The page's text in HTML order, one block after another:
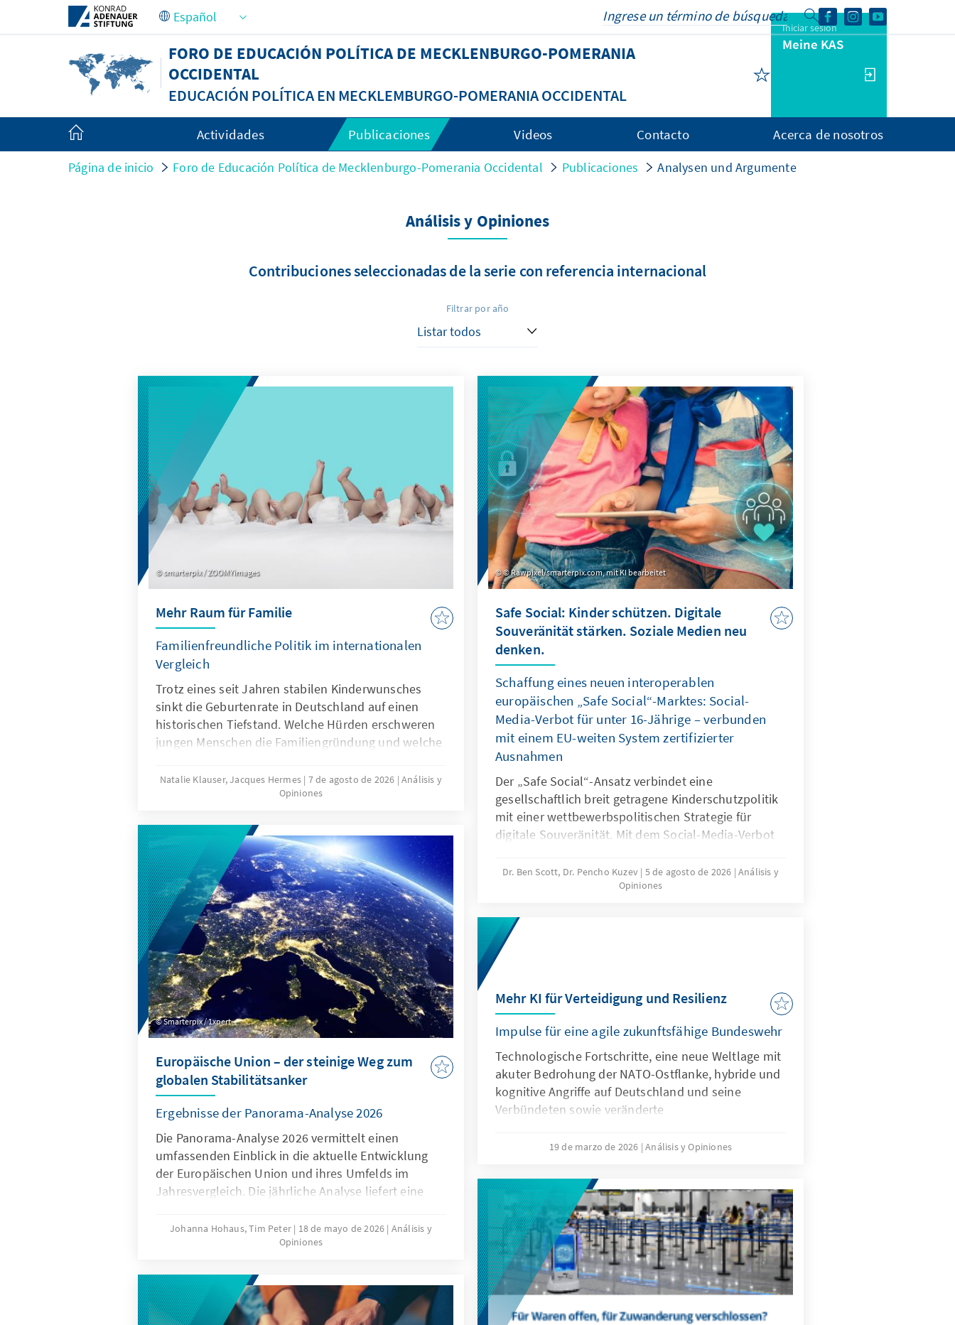
Saltar al contenido principal
FORO DE EDUCACIÓN POLÍTICA DE MECKLENBURGO-POMERANIA
OCCIDENTAL
EDUCACIÓN POLÍTICA EN MECKLEMBURGO-POMERANIA OCCIDENTAL
Iniciar sesión
Meine KAS
Actividades Publicaciones Videos Contacto Acerca de nosotros
Página de inicio Foro de Educación Política de Mecklenburgo-Pomerania Occidental Publicaciones Analysen und Argumente
Análisis y Opiniones
Contribuciones seleccionadas de la serie con referencia internacional
Filtrar por año
smarterpix / ZOOMYimages
Mehr Raum für Familie
Familienfreundliche Politik im internationalen
Vergleich
Trotz eines seit Jahren stabilen Kinderwunsches
sinkt die Geburtenrate in Deutschland auf einen
historischen Tiefstand. Welche Hürden erschweren
jungen Menschen die Familiengründung und welche
beitragen, dass mehr Kinderwünsche verwirklicht
werden? Aktuelle Forschungsergebnisse und ein
Länder liefern Hinweise für eine bedarfsgerechte
Weiterentwicklung der Familienpolitik in
Deutschland.
Natalie Klauser, Jacques Hermes 7 de agosto de 2026 Análisis y
Opiniones
© Rawpixel/smarterpix.com, mit KI bearbeitet
Safe Social: Kinder schützen. Digitale
Souveränität stärken. Soziale Medien neu
denken.
Schaffung eines neuen interoperablen
europäischen „Safe Social“-Marktes: Social-
Media-Verbot für unter 16-Jährige – verbunden
mit einem EU-weiten System zertifizierter
Ausnahmen
Der „Safe Social“-Ansatz verbindet eine
gesellschaftlich breit getragene Kinderschutzpolitik
mit einer wettbewerbspolitischen Strategie für
digitale Souveränität. Mit dem Social-Media-Verbot
gefährliche digitale Produkte und die jahrelange
Untätigkeit marktbeherrschender Plattformen. Es
Ausnahmen verbunden werden, um die Regeln für
digitale Dienste neu auszurichten: Kinder müssen
wirksam geschützt werden, zugleich muss der Markt
geöffnet werden.
Dr. Ben Scott, Dr. Pencho Kuzev 5 de agosto de 2026 Análisis y
Opiniones
Smarterpix / 1xpert
Europäische Union – der steinige Weg zum
globalen Stabilitätsanker
Ergebnisse der Panorama-Analyse 2026
Die Panorama-Analyse 2026 vermittelt einen
umfassenden Einblick in die aktuelle Entwicklung
der Europäischen Union und ihres Umfelds im
Jahresvergleich. Die jährliche Analyse liefert eine
Bereichen Innovation und Wettbewerbsfähigkeit,
Europapolitische Ausrichtung der Mitgliedstaaten
qualitativer und quantitativer Indikatoren gibt sie
fundierte Einblicke in aktuelle Trends und
Entwicklungen.
Johanna Hohaus, Tim Peter 18 de mayo de 2026 Análisis y
Opiniones
Mehr KI für Verteidigung und Resilienz
Impulse für eine agile zukunftsfähige Bundeswehr
Technologische Fortschritte, eine neue Weltlage mit
akuter Bedrohung der NATO-Ostflanke, hybride und
kognitive Angriffe auf Deutschland und seine
Verbündeten sowie veränderte
Bundeswehr vor neue Herausforderungen.
diesen Entwicklungen, sondern zugleich eine
Antwort. Dafür bedarf es einer KI-Strategie, die
wesentliche Herausforderungen gezielt adressiert
und die Möglichkeiten von KI nach ethischen
Richtlinien aktiv nutzt, um effizient abschrecken zu
können.
19 de marzo de 2026 Análisis y Opiniones